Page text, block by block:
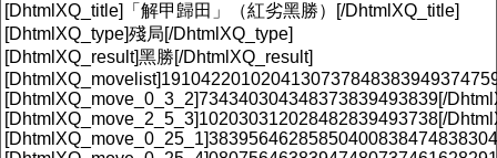
[DhtmlXQ_title]「解甲歸田」（紅劣黑勝）[/DhtmlXQ_title]
[DhtmlXQ_type]殘局[/DhtmlXQ_type]
[DhtmlXQ_result]黑勝[/DhtmlXQ_result]
[DhtmlXQ_move_0_3_2]734340304348373839493839[/
[DhtmlXQ_move_2_5_3]102030312028482839493738[/